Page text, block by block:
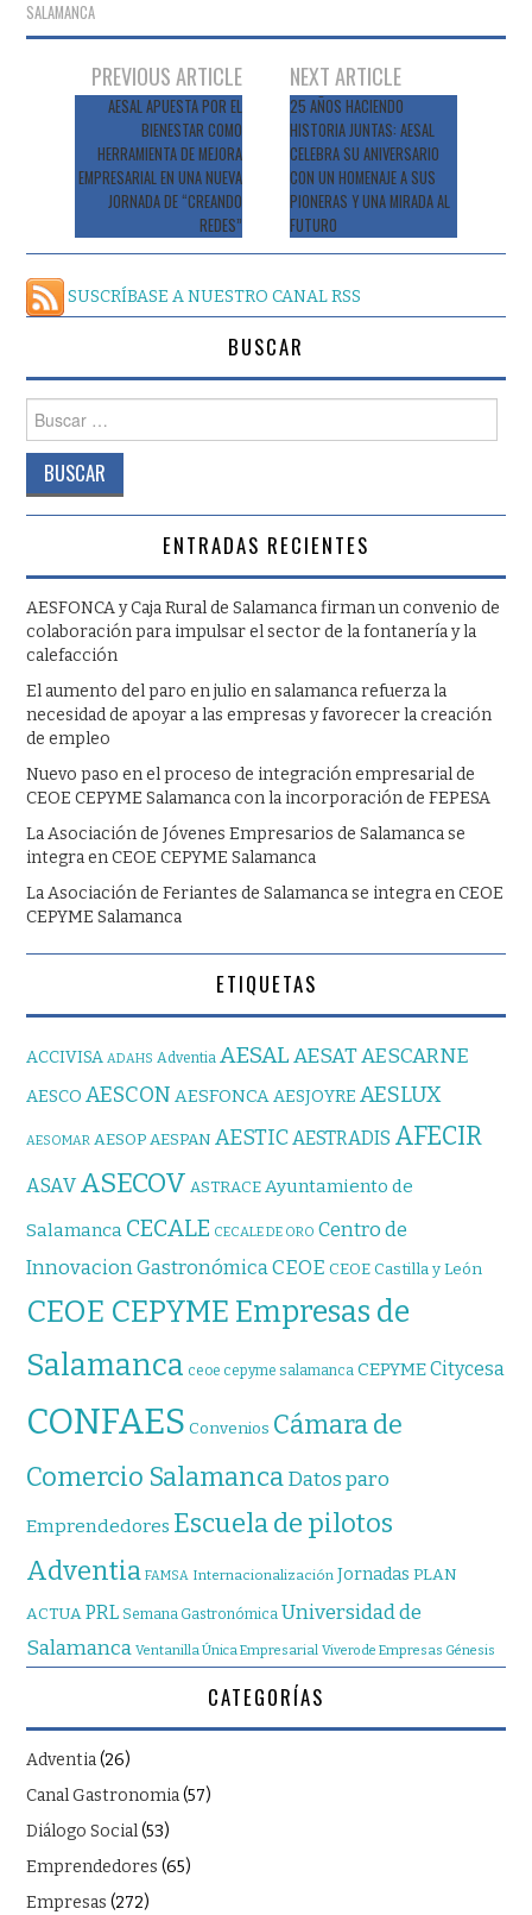
SALAMANCA
Navegación
entradas
PREVIOUS ARTICLE
AESAL APUESTA POR EL
BIENESTAR COMO
HERRAMIENTA DE MEJORA
EMPRESARIAL EN UNA NUEVA
JORNADA DE “CREANDO
REDES”
NEXT ARTICLE
25 AÑOS HACIENDO
HISTORIA JUNTAS: AESAL
CELEBRA SU ANIVERSARIO
CON UN HOMENAJE A SUS
PIONERAS Y UNA MIRADA AL
FUTURO
SUSCRÍBASE A NUESTRO CANAL RSS
BUSCAR
ENTRADAS RECIENTES
AESFONCA y Caja Rural de Salamanca firman un convenio de
colaboración para impulsar el sector de la fontanería y la
calefacción
El aumento del paro en julio en salamanca refuerza la
necesidad de apoyar a las empresas y favorecer la creación
de empleo
Nuevo paso en el proceso de integración empresarial de
CEOE CEPYME Salamanca con la incorporación de FEPESA
La Asociación de Jóvenes Empresarios de Salamanca se
integra en CEOE CEPYME Salamanca
La Asociación de Feriantes de Salamanca se integra en CEOE
CEPYME Salamanca
ETIQUETAS
ACCIVISA ADAHS Adventia AESAL AESATAESCARNE
AESCO AESCON AESFONCA AESJOYRE AESLUX
AESOMAR AESOP AESPAN AESTICAESTRADIS AFECIR
ASAVASECOV ASTRACE Ayuntamiento de
Salamanca CECALE CECALE DE ORO Centro de
Innovacion GastronómicaCEOE CEOE Castilla y León
CEOE CEPYME Empresas de
Salamanca ceoe cepyme salamanca CEPYMECitycesa
CONFAES Convenios Cámara de
Comercio SalamancaDatos paro
Emprendedores Escuela de pilotos
Adventia FAMSA Internacionalización Jornadas PLAN
ACTUA PRL Semana Gastronómica Universidad de
Salamanca Ventanilla Única Empresarial Vivero de Empresas Génesis
CATEGORÍAS
Adventia(26)
Canal Gastronomia(57)
Diálogo Social(53)
Emprendedores (65)
Empresas (272)